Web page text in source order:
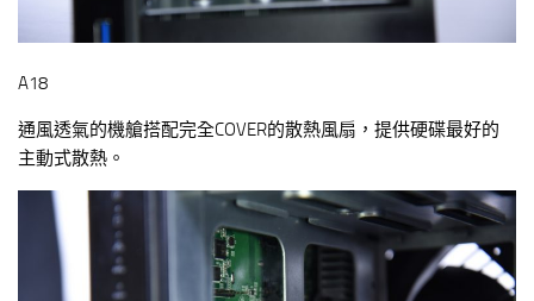
A18
通風透氣的機艙搭配完全COVER的散熱風扇，提供硬碟最好的
主動式散熱。